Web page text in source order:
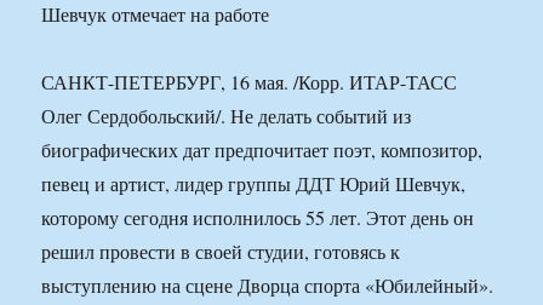
САНКТ-ПЕТЕРБУРГ, 16 мая. /Корр. ИТАР-ТАСС
Олег Сердобольский/. Не делать событий из
биографических дат предпочитает поэт, композитор,
певец и артист, лидер группы ДДТ Юрий Шевчук,
которому сегодня исполнилось 55 лет. Этот день он
решил провести в своей студии, готовясь к
выступлению на сцене Дворца спорта «Юбилейный».